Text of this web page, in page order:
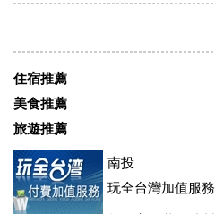
住宿推薦
美食推薦
旅遊推薦
南投
玩全台灣加值服務